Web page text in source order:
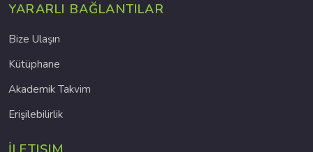
YARARLI BAĞLANTILAR
Bize Ulaşın
Kütüphane
Akademik Takvim
Erişilebilirlik